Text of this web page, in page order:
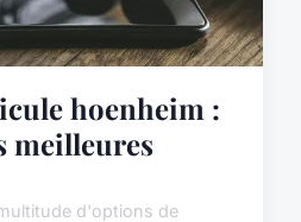
hoenheim :
meilleures
d'options de